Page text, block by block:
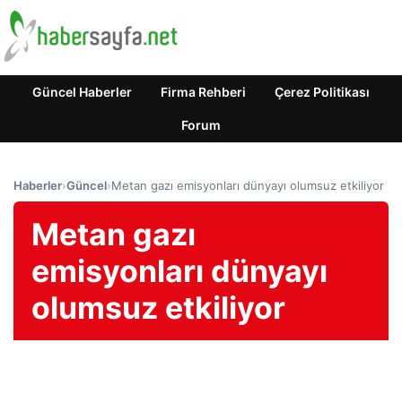
Güncel Haberler Firma Rehberi Çerez Politikası
Forum
Haberler›Güncel›Metan gazı emisyonları dünyayı olumsuz etkiliyor
Metan gazı
emisyonları dünyayı
olumsuz etkiliyor